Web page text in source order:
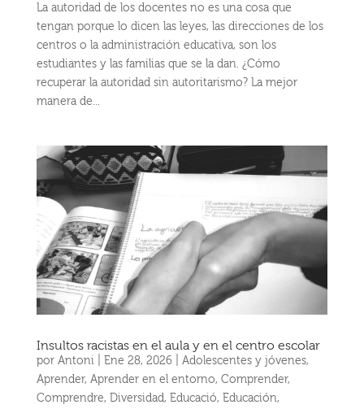
La autoridad de los docentes no es una cosa que
tengan porque lo dicen las leyes, las direcciones de los
centros o la administración educativa, son los
estudiantes y las familias que se la dan. ¿Cómo
recuperar la autoridad sin autoritarismo? La mejor
manera de...
Insultos racistas en el aula y en el centro escolar
por Antoni Ene 28, 2026| Adolescentes y jóvenes,
Aprender, Aprender en el entorno, Comprender,
Comprendre, Diversidad, Educació, Educación,